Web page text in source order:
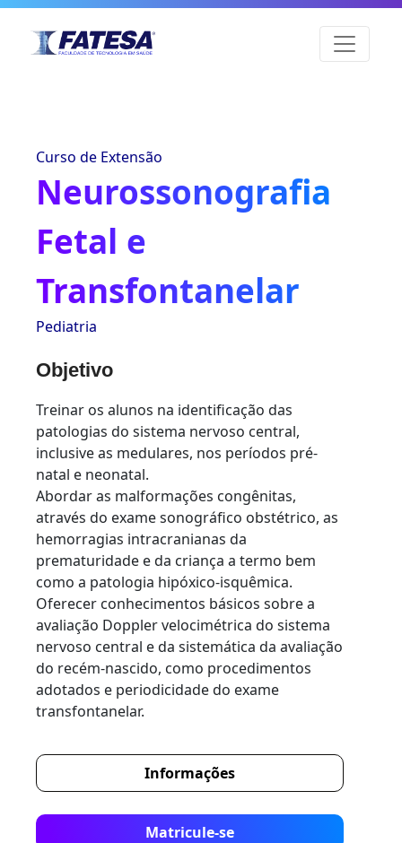
Curso de Extensão
Neurossonografia
Fetal e
Transfontanelar
Pediatria
Objetivo
Treinar os alunos na identificação das
patologias do sistema nervoso central,
inclusive as medulares, nos períodos pré-
natal e neonatal.
Abordar as malformações congênitas,
através do exame sonográfico obstétrico, as
hemorragias intracranianas da
prematuridade e da criança a termo bem
como a patologia hipóxico-isquêmica.
Oferecer conhecimentos básicos sobre a
avaliação Doppler velocimétrica do sistema
nervoso central e da sistemática da avaliação
do recém-nascido, como procedimentos
adotados e periodicidade do exame
transfontanelar.
Informações
Matricule-se